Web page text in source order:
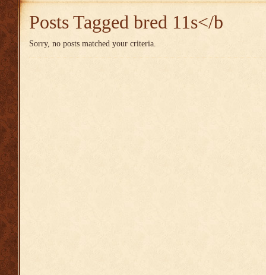
Posts Tagged bred 11s</b
Sorry, no posts matched your criteria.